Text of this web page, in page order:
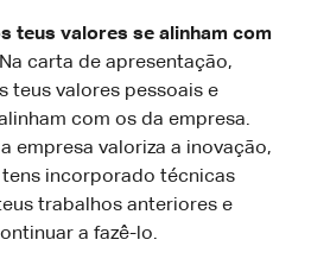
teus valores se alinham com
Na carta de apresentação,
teus valores pessoais e
com os da empresa.
empresa valoriza a inovação,
incorporado técnicas
trabalhos anteriores e
a fazê-lo.